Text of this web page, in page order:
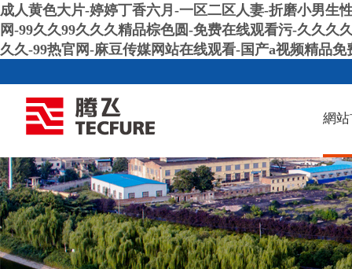
成人黄色大片-婷婷丁香六月-一区二区人妻-折磨小男生
网-99久久99久久久精品棕色圆-免费在线观看污-久久久
久久-99热官网-麻豆传媒网站在线观看-国产a视频精品
網